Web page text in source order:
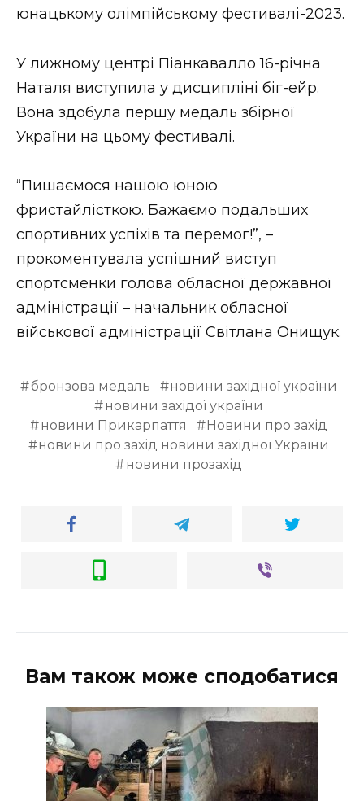
ЗАКАРПАТСЬКІ НОВИНИ
НОВИНИ ЗАХІДНОЇ УКРАЇНИ
юнацькому олімпійському фестивалі-2023.
У лижному центрі Піанкавалло 16-річна
Наталя виступила у дисципліні біг-ейр.
Вона здобула першу медаль збірної
України на цьому фестивалі.
“Пишаємося нашою юною
фристайлісткою. Бажаємо подальших
спортивних успіхів та перемог!”, –
прокоментувала успішний виступ
спортсменки голова обласної державної
адміністрації – начальник обласної
військової адміністрації Світлана Онищук.
бронзова медаль
новини західної україни
новини західої україни
новини Прикарпаття
Новини про захід
новини про захід новини західної України
новини прозахід
Вам також може сподобатися